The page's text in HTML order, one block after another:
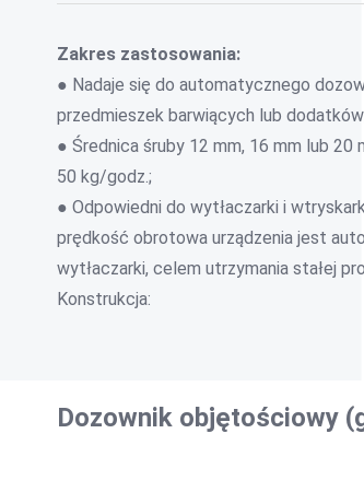
Zakres zastosowania:
● Nadaje się do automatycznego
przedmieszek barwiących lub
● Średnica śruby 12 mm, 16 mm lub
50 kg/godz.;
● Odpowiedni do wytłaczarki i
prędkość obrotowa urządzenia jest
wytłaczarki, celem utrzymania stałej
Konstrukcja:
Dozownik objętościowy